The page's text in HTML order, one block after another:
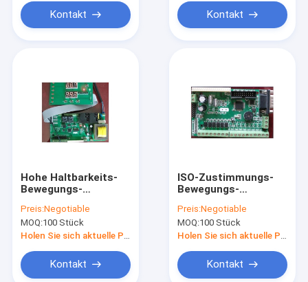
Über uns
Kontakt
Anschluss-Kräuselungsmaschine
Lötende Kräuselungsmaschine
Kontakt Kontakt
Hohe Haltbarkeits-
Bewegungs-
wassergekühlte Art
Quadrat-Form
Preis:Negotiable
MOQ:100 Stück
Holen Sie sich aktuelle Preis
Kontakt
ISO-Zustimmungs-
Bewegungs-
einfache Art 6
Achsen-Prüfer
Preis:Negotiable
MOQ:100 Stück
Holen Sie sich aktuelle Preis
Kontakt